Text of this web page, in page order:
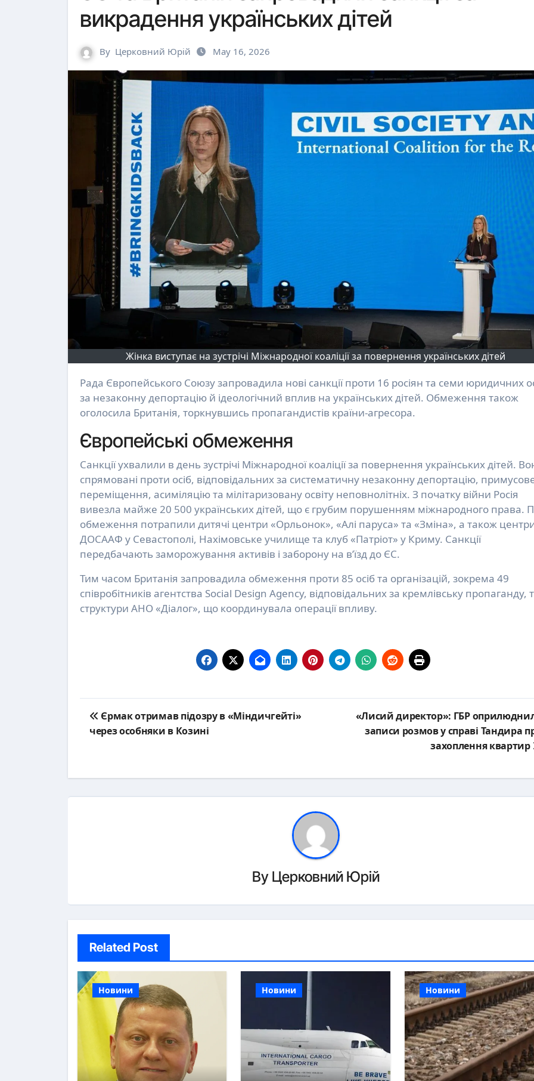
викрадення українських дітей
By Церковний Юрій May 16, 2026
Жінка виступає на зустрічі Міжнародної коаліції за повернення українських дітей
Рада Європейського Союзу запровадила нові санкції проти 16 росіян та семи юридичних осіб
за незаконну депортацію й ідеологічний вплив на українських дітей. Обмеження також
оголосила Британія, торкнувшись пропагандистів країни-агресора.
Європейські обмеження
Санкції ухвалили в день зустрічі Міжнародної коаліції за повернення українських дітей.
спрямовані проти осіб, відповідальних за систематичну незаконну депортацію,
переміщення, асиміляцію та мілітаризовану освіту неповнолітніх. З початку війни Росія
вивезла майже 20 500 українських дітей, що є грубим порушенням міжнародного права.
обмеження потрапили дитячі центри «Орльонок», «Алі паруса» та «Зміна», а також
ДОСААФ у Севастополі, Нахімовське училище та клуб «Патріот» у Криму. Санкції
передбачають заморожування активів і заборону на в’їзд до ЄС.
Тим часом Британія запровадила обмеження проти 85 осіб та організацій, зокрема 49
співробітників агентства Social Design Agency, відповідальних за кремлівську пропаганду,
структури АНО «Діалог», що координувала операції впливу.
Post
navigation
Єрмак отримав підозру в «Міндичгейті»
через особняки в Козині
«Лисий директор»: ГБР
записи розмов у справі Тандира
захоплення квартир
By Церковний Юрій
Related Post
Новини Новини Новини